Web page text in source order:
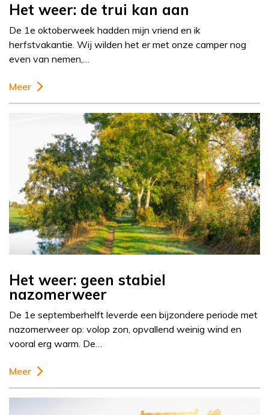
Het weer: de trui kan aan
De 1e oktoberweek hadden mijn vriend en ik
herfstvakantie. Wij wilden het er met onze camper nog
even van nemen,…
Meer
Het weer: geen stabiel
nazomerweer
De 1e septemberhelft leverde een bijzondere periode met
nazomerweer op: volop zon, opvallend weinig wind en
vooral erg warm. De…
Meer